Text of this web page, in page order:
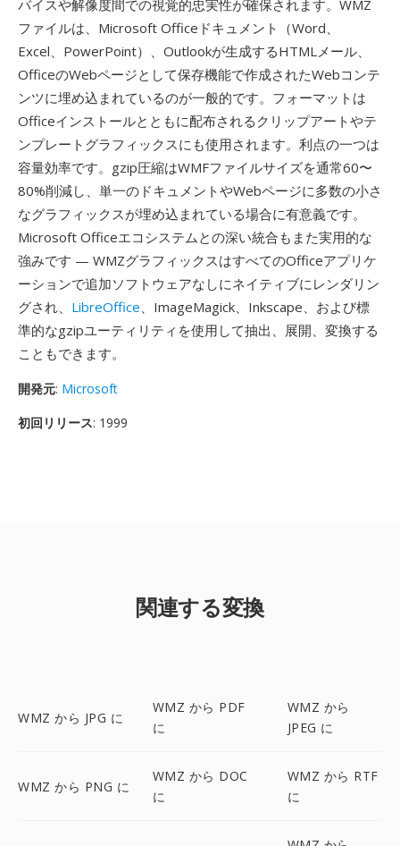
バイスや解像度間での視覚的忠実性が確保されます。WMZ
ファイルは、Microsoft Officeドキュメント（Word、
Excel、PowerPoint）、Outlookが生成するHTMLメール、
OfficeのWebページとして保存機能で作成されたWebコンテ
ンツに埋め込まれているのが一般的です。フォーマットは
Officeインストールとともに配布されるクリップアートやテ
ンプレートグラフィックスにも使用されます。利点の一つは
容量効率です。gzip圧縮はWMFファイルサイズを通常60〜
80%削減し、単一のドキュメントやWebページに多数の小さ
なグラフィックスが埋め込まれている場合に有意義です。
Microsoft Officeエコシステムとの深い統合もまた実用的な
強みです — WMZグラフィックスはすべてのOfficeアプリケ
ーションで追加ソフトウェアなしにネイティブにレンダリン
グされ、 LibreOffice、ImageMagick、Inkscape、および標
準的なgzipユーティリティを使用して抽出、展開、変換する
こともできます。
開発元: Microsoft
初回リリース: 1999
関連する変換
WMZ から JPG に
WMZ から PDF
に
WMZ から
JPEG に
WMZ から PNG に
WMZ から DOC
に
WMZ から RTF
に